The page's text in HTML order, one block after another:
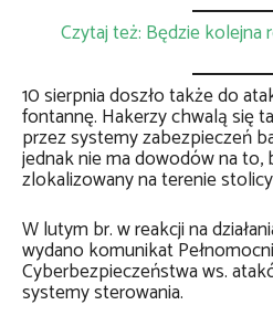
Czytaj też: Będzie kolejna
10 sierpnia doszło także do
fontannę. Hakerzy chwalą się
przez systemy zabezpieczeń
jednak nie ma dowodów na to,
zlokalizowany na terenie
W lutym br. w reakcji na
wydano komunikat
Cyberbezpieczeństwa ws.
systemy sterowania.